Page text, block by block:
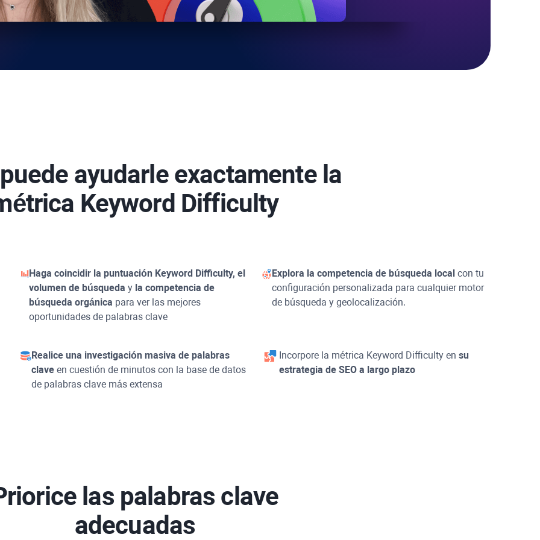
ayudarle exactamente la
Keyword Difficulty
Haga coincidir la puntuación Keyword Difficulty, el
volumen de búsqueda y la competencia de
búsqueda orgánica para ver las mejores
oportunidades de palabras clave
Explora la competencia de búsqueda local con tu
configuración personalizada para cualquier motor
de búsqueda y geolocalización.
Realice una investigación masiva de palabras
claveen cuestión de minutos con la base de datos
de palabras clave más extensa
Incorpore la métrica Keyword Difficultyen su
estrategia de SEO a largo plazo
las palabras clave
adecuadas